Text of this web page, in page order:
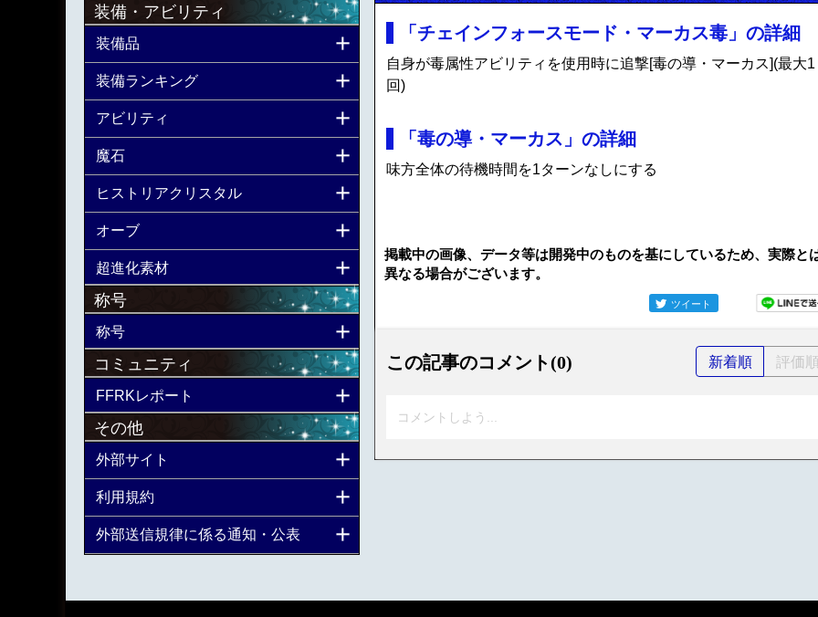
「チェインフォースモード・マーカス毒」の詳細
自身が毒属性アビリティを使用時に追撃[毒の導・マーカス](最大1
回)
「毒の導・マーカス」の詳細
味方全体の待機時間を1ターンなしにする
掲載中の画像、データ等は開発中のものを基にしているため、実際と
異なる場合がございます。
ツイート
この記事のコメント(0) 新着順 評価
コメントしよう...
装備・アビリティ
装備品
装備ランキング
アビリティ
魔石
ヒストリアクリスタル
オーブ
超進化素材
称号
称号
コミュニティ
FFRKレポート
その他
外部サイト
利用規約
外部送信規律に係る通知・公表